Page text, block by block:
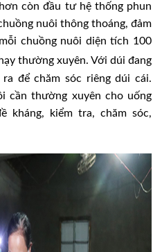
còn đầu tư hệ thống phun
nuôi thông thoáng, đảm
chuồng nuôi diện tích 100
thường xuyên. Với dúi đang
để chăm sóc riêng dúi cái.
cần thường xuyên cho uống
kháng, kiểm tra, chăm sóc,